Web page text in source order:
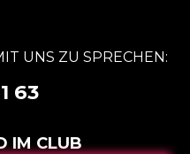
UNS ZU SPRECHEN:
63
IM CLUB